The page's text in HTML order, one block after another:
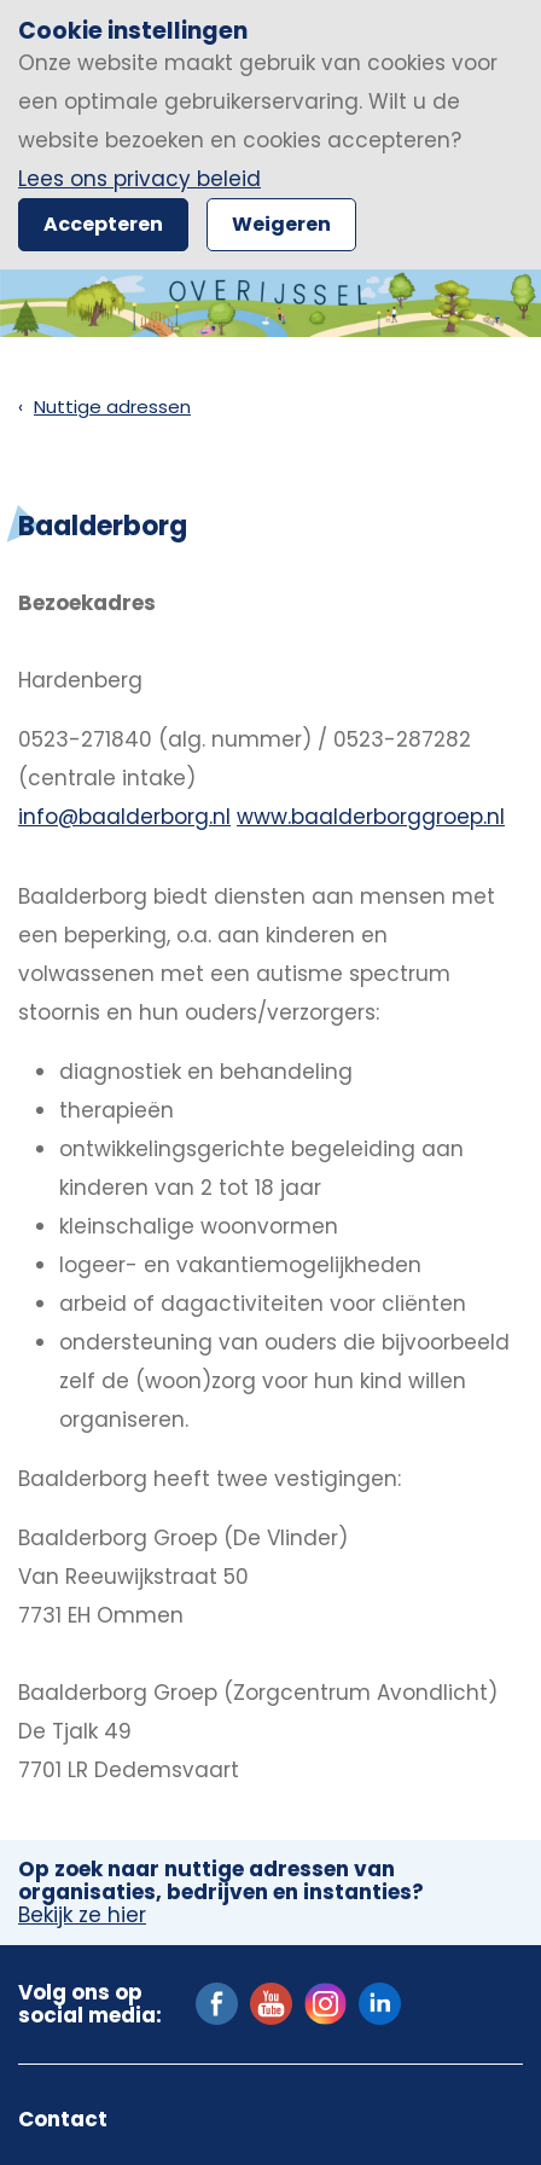
Cookie instellingen
Onze website maakt gebruik van cookies voor
een optimale gebruikerservaring. Wilt u de
website bezoeken en cookies accepteren?
Lees ons privacy beleid
Accepteren Weigeren
Nuttige adressen
Baalderborg
Bezoekadres
Hardenberg
0523-271840 (alg. nummer) / 0523-287282
(centrale intake)
info@baalderborg.nl www.baalderborggroep.nl
Baalderborg biedt diensten aan mensen met
een beperking, o.a. aan kinderen en
volwassenen met een autisme spectrum
stoornis en hun ouders/verzorgers:
diagnostiek en behandeling
therapieën
ontwikkelingsgerichte begeleiding aan
kinderen van 2 tot 18 jaar
kleinschalige woonvormen
logeer- en vakantiemogelijkheden
arbeid of dagactiviteiten voor cliënten
ondersteuning van ouders die bijvoorbeeld
zelf de (woon)zorg voor hun kind willen
organiseren.
Baalderborg heeft twee vestigingen:
Baalderborg Groep (De Vlinder)
Van Reeuwijkstraat 50
7731 EH Ommen
Baalderborg Groep (Zorgcentrum Avondlicht)
De Tjalk 49
7701 LR Dedemsvaart
Op zoek naar nuttige adressen van
organisaties, bedrijven en instanties?
Bekijk ze hier
Volg ons op
social media:
Contact